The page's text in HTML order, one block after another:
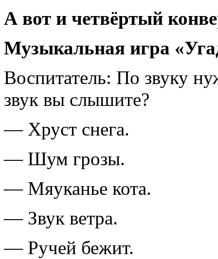
А вот и четвёртый
Музыкальная игра
Воспитатель: По звуку
звук вы слышите?
— Хруст снега.
— Шум грозы.
— Мяуканье кота.
— Звук ветра.
— Ручей бежит.